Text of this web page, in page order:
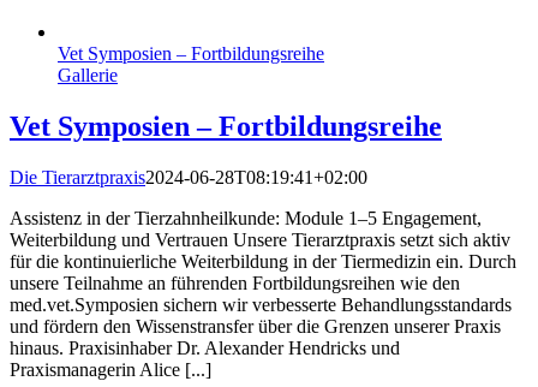
Vet Symposien – Fortbildungsreihe
Gallerie
Vet Symposien – Fortbildungsreihe
Die Tierarztpraxis2024-06-28T08:19:41+02:00
Assistenz in der Tierzahnheilkunde: Module 1–5 Engagement,
Weiterbildung und Vertrauen Unsere Tierarztpraxis setzt sich aktiv
für die kontinuierliche Weiterbildung in der Tiermedizin ein. Durch
unsere Teilnahme an führenden Fortbildungsreihen wie den
med.vet.Symposien sichern wir verbesserte Behandlungsstandards
und fördern den Wissenstransfer über die Grenzen unserer Praxis
hinaus. Praxisinhaber Dr. Alexander Hendricks und
Praxismanagerin Alice [...]